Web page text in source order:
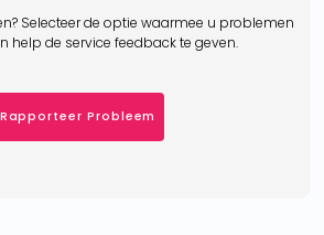
Selecteer de optie waarmee u problemen
help de service feedback te geven.
Rapporteer Probleem